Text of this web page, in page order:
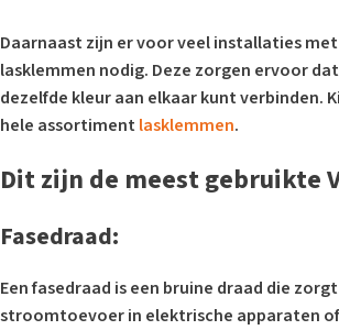
Daarnaast zijn er voor veel installaties met
lasklemmen nodig. Deze zorgen ervoor
dezelfde kleur aan elkaar kunt verbinden.
hele assortiment lasklemmen.
Dit zijn de meest gebruikte
Fasedraad:
Een fasedraad is een bruine draad die
stroomtoevoer in elektrische apparaten